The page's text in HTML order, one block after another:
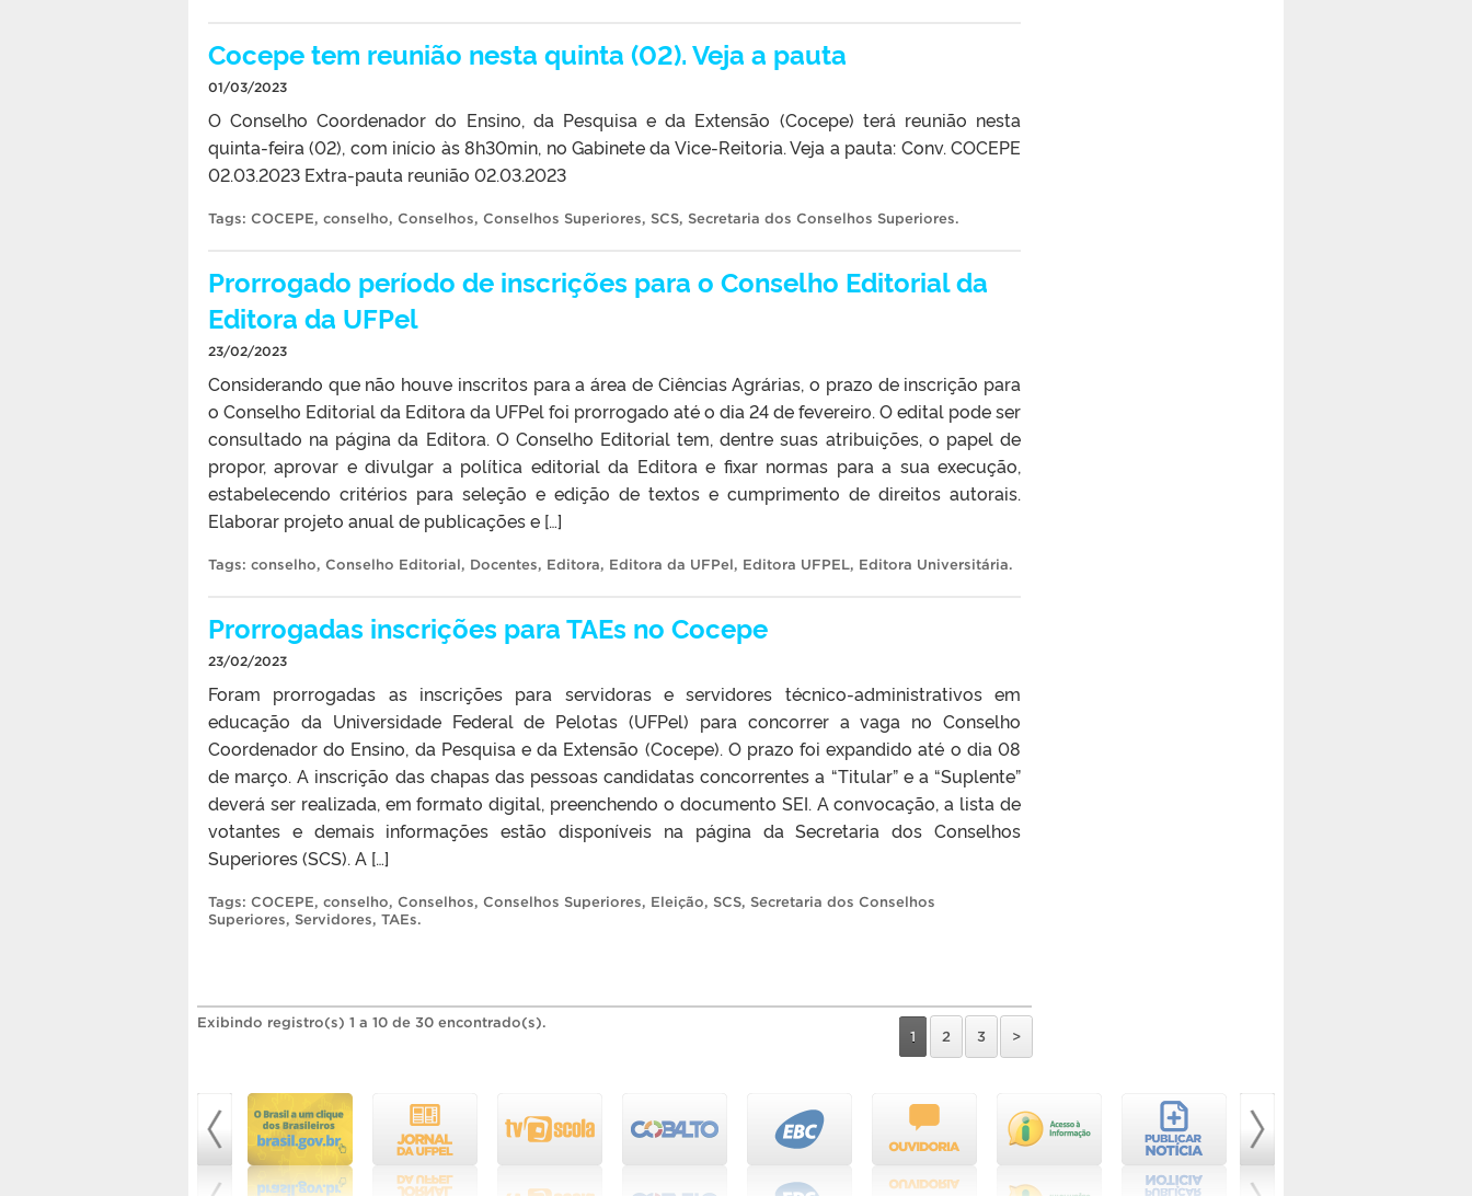
Cocepe tem reunião nesta quinta (02). Veja a pauta
01/03/2023
O Conselho Coordenador do Ensino, da Pesquisa e da Extensão (Cocepe) terá reunião nesta
quinta-feira (02), com início às 8h30min, no Gabinete da Vice-Reitoria. Veja a pauta: Conv. COCEPE
02.03.2023 Extra-pauta reunião 02.03.2023
Tags: COCEPE, conselho, Conselhos, Conselhos Superiores, SCS, Secretaria dos Conselhos Superiores.
Prorrogado período de inscrições para o Conselho Editorial da
Editora da UFPel
23/02/2023
Considerando que não houve inscritos para a área de Ciências Agrárias, o prazo de inscrição para
o Conselho Editorial da Editora da UFPel foi prorrogado até o dia 24 de fevereiro. O edital pode ser
consultado na página da Editora. O Conselho Editorial tem, dentre suas atribuições, o papel de
propor, aprovar e divulgar a política editorial da Editora e fixar normas para a sua execução,
estabelecendo critérios para seleção e edição de textos e cumprimento de direitos autorais.
Elaborar projeto anual de publicações e […]
Tags: conselho, Conselho Editorial, Docentes, Editora, Editora da UFPel, Editora UFPEL, Editora Universitária.
Prorrogadas inscrições para TAEs no Cocepe
23/02/2023
Foram prorrogadas as inscrições para servidoras e servidores técnico-administrativos em
educação da Universidade Federal de Pelotas (UFPel) para concorrer a vaga no Conselho
Coordenador do Ensino, da Pesquisa e da Extensão (Cocepe). O prazo foi expandido até o dia 08
de março. A inscrição das chapas das pessoas candidatas concorrentes a “Titular” e a “Suplente”
deverá ser realizada, em formato digital, preenchendo o documento SEI. A convocação, a lista de
votantes e demais informações estão disponíveis na página da Secretaria dos Conselhos
Superiores (SCS). A […]
Tags: COCEPE, conselho, Conselhos, Conselhos Superiores, Eleição, SCS, Secretaria dos Conselhos
Superiores, Servidores, TAEs.
Exibindo registro(s) 1 a 10 de 30 encontrado(s).
1
2 3 >